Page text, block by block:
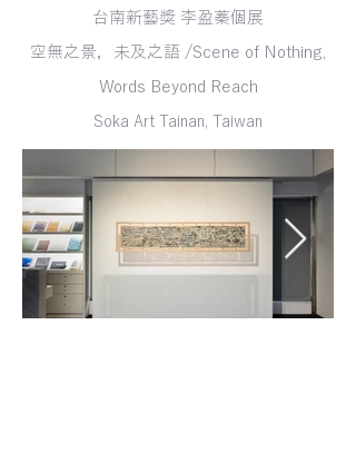
台南新藝獎 李盈蓁個展
空無之景，未及之語 /Scene of Nothing,
Words Beyond Reach
Soka Art Tainan, Taiwan